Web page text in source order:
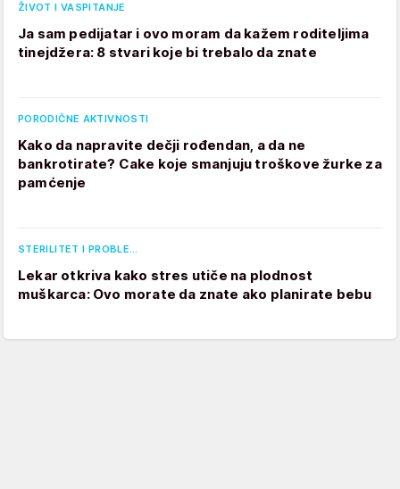
ŽIVOT I VASPITANJE
Ja sam pedijatar i ovo moram da kažem roditeljima
tinejdžera: 8 stvari koje bi trebalo da znate
PORODIČNE AKTIVNOSTI
Kako da napravite dečji rođendan, a da ne
bankrotirate? Cake koje smanjuju troškove žurke za
pamćenje
STERILITET I PROBLE…
Lekar otkriva kako stres utiče na plodnost
muškarca: Ovo morate da znate ako planirate bebu